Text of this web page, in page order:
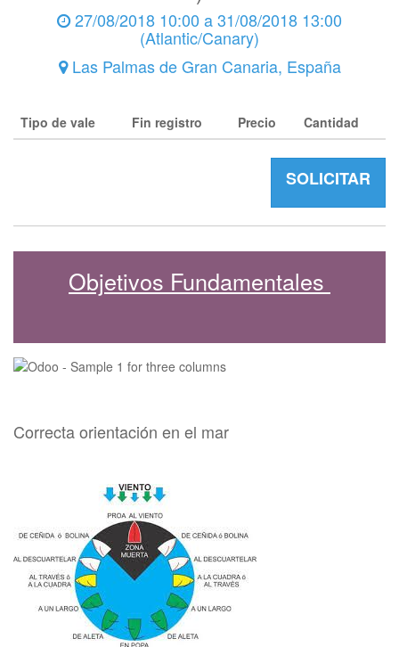
27/08/2018 10:00 a31/08/2018 13:00
(Atlantic/Canary)
Las Palmas de Gran Canaria, España
Tipo de vale Fin registro Precio Cantidad
SOLICITAR
Objetivos Fundamentales
Correcta orientación en el mar